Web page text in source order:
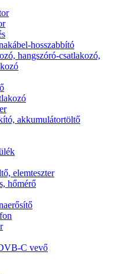
hosszabbító
hangszóró-csatlakozó,
akkumulátortöltő
elemteszter
hőmérő
C vevő